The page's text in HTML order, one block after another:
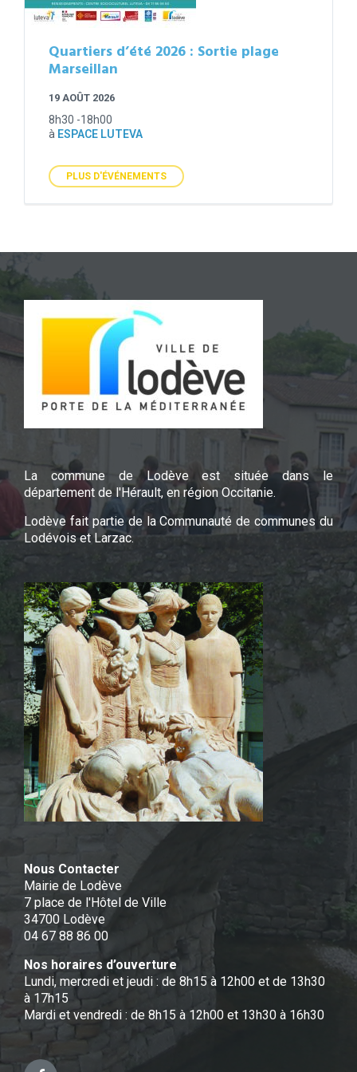
Quartiers d’été 2026 : Sortie plage
Marseillan
19 AOÛT 2026
8h30 -18h00
à ESPACE LUTEVA
PLUS D'ÉVÉNEMENTS
La commune de Lodève est située dans le
département de l'Hérault, en région Occitanie.
Lodève fait partie de la Communauté de communes du
Lodévois et Larzac.
Nous Contacter
Mairie de Lodève
7 place de l'Hôtel de Ville
34700 Lodève
04 67 88 86 00
Nos horaires d’ouverture
Lundi, mercredi et jeudi : de 8h15 à 12h00 et de 13h30
à 17h15
Mardi et vendredi : de 8h15 à 12h00 et 13h30 à 16h30